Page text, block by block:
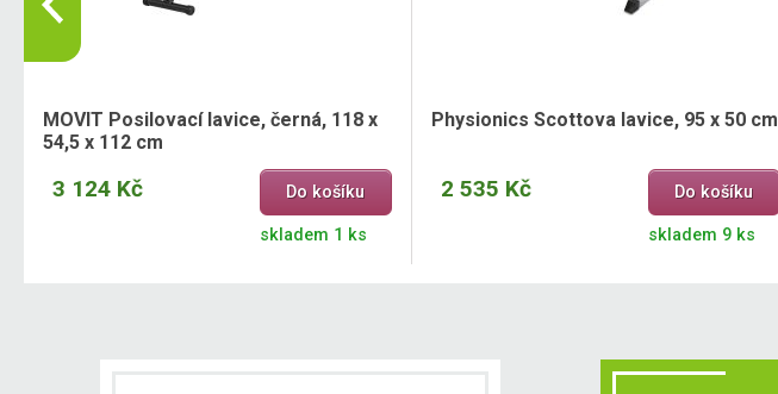
MOVIT Posilovací lavice, černá, 118 x
54,5 x 112 cm
3 124 Kč Do košíku
skladem 1 ks
Physionics Scottova lavice, 95 x 50 cm
2 535 Kč Do košíku
skladem 9 ks